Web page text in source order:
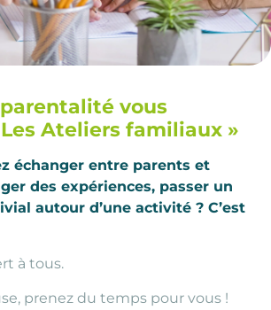
vous
Ateliers familiaux »
échanger entre parents et
des expériences, passer un
autour d’une activité ? C’est
à tous.
prenez du temps pour vous !